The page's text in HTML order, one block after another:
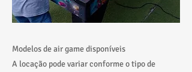
Modelos de air game disponíveis
A locação pode variar conforme o tipo de